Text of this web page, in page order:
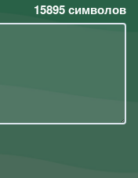
15895символов